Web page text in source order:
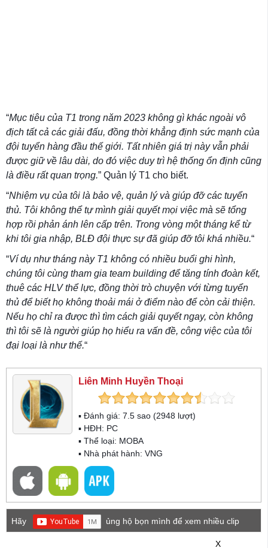
“Mục tiêu của T1 trong năm 2023 không gì khác ngoài vô
địch tất cả các giải đấu, đồng thời khẳng định sức mạnh của
đội tuyển hàng đầu thế giới. Tất nhiên giá trị này vẫn phải
được giữ về lâu dài, do đó việc duy trì hệ thống ổn định cũng
là điều rất quan trọng.” Quản lý T1 cho biết.
“Nhiệm vụ của tôi là bảo vệ, quản lý và giúp đỡ các tuyển
thủ. Tôi không thể tự mình giải quyết mọi việc mà sẽ tổng
hợp rồi phản ánh lên cấp trên. Trong vòng một tháng kể từ
khi tôi gia nhập, BLĐ đội thực sự đã giúp đỡ tôi khá nhiều.“
“Ví dụ như tháng này T1 không có nhiều buổi ghi hình,
chúng tôi cùng tham gia team building để tăng tính đoàn kết,
thuê các HLV thể lực, đồng thời trò chuyện với từng tuyển
thủ để biết họ không thoải mái ở điểm nào để còn cải thiện.
Nếu họ chỉ ra được thì tìm cách giải quyết ngay, còn không
thì tôi sẽ là người giúp họ hiểu ra vấn đề, công việc của tôi
đại loại là như thế.“
Liên Minh Huyền Thoại
▪ Đánh giá: 7.5 sao (2948 lượt)
▪ HĐH: PC
▪ Thể loại: MOBA
▪ Nhà phát hành: VNG
Hãy
ủng hộ bọn mình để xem nhiều clip
X